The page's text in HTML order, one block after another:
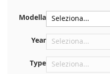
Sulla piastra inferiore
Centrare contro la
Proprio nel vano motore
Nel montante della
Modella
Year
Type